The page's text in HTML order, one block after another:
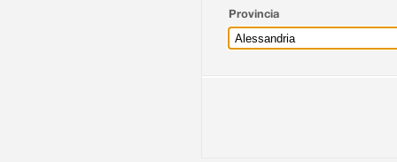
Provincia